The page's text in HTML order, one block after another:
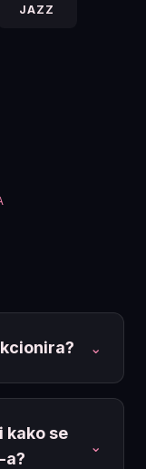
JAZZ
⌄
kako se
a?
⌄